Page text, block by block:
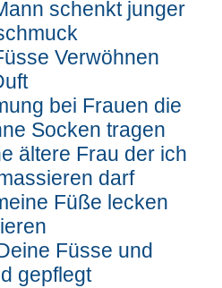
schenkt junger
Verwöhnen
bei Frauen die
Socken tragen
ältere Frau der ich
darf
Füße lecken
Füsse und
gepflegt